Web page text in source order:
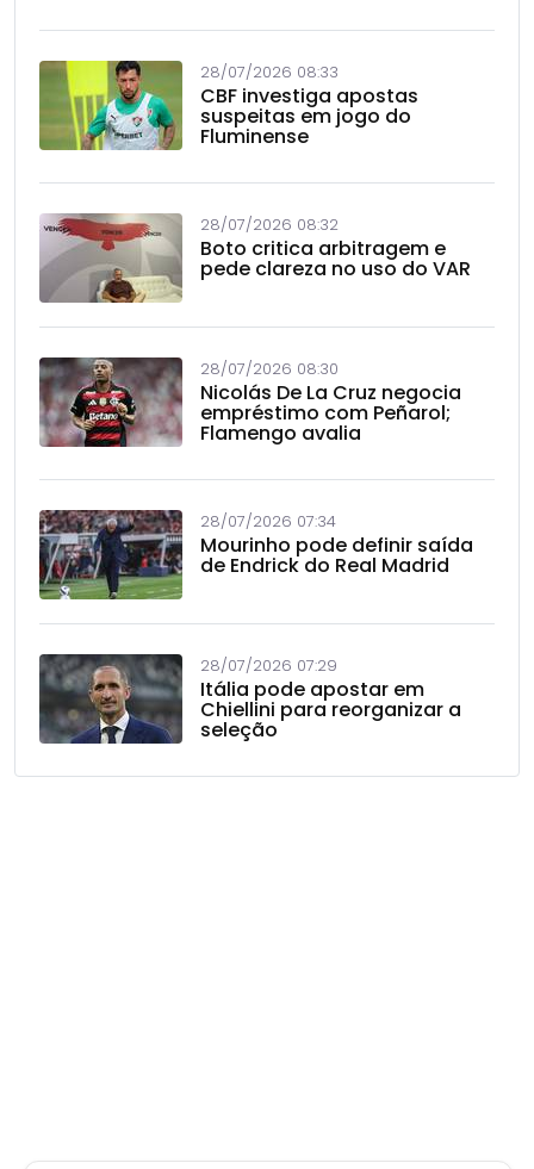
28/07/2026 08:33
CBF investiga apostas
suspeitas em jogo do
Fluminense
28/07/2026 08:32
Boto critica arbitragem e
pede clareza no uso do VAR
28/07/2026 08:30
Nicolás De La Cruz negocia
empréstimo com Peñarol;
Flamengo avalia
28/07/2026 07:34
Mourinho pode definir saída
de Endrick do Real Madrid
28/07/2026 07:29
Itália pode apostar em
Chiellini para reorganizar a
seleção